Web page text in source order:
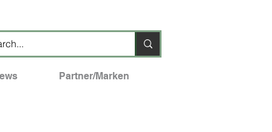
Partner/Marken